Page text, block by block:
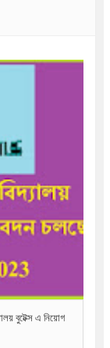
বুটেক্স এ নিয়োগ